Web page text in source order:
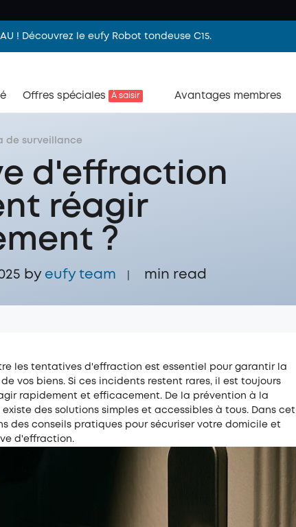
! Découvrez le eufy Robot tondeuse C15.
Offres spéciales À saisir Avantages membres
de surveillance
d'effraction
réagir
?
by eufy team min read
les tentatives d'effraction est essentiel pour garantir la
vos biens. Si ces incidents restent rares, il est toujours
rapidement et efficacement. De la prévention à la
des solutions simples et accessibles à tous. Dans cet
des conseils pratiques pour sécuriser votre domicile et
d'effraction.